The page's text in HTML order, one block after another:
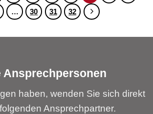
… 30 31 32
Ansprechpersonen
haben, wenden Sie sich direkt
Ansprechpartner.